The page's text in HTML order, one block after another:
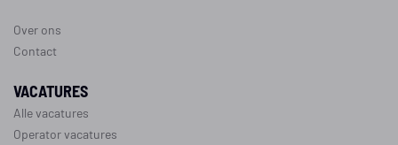
Over ons
Contact
VACATURES
Alle vacatures
Operator vacatures